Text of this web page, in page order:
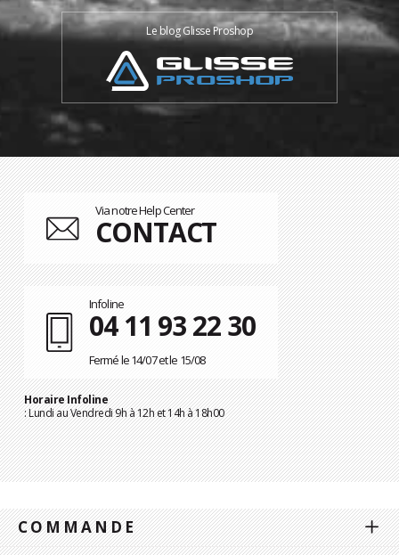
Le blog Glisse Proshop
Via notre Help Center
CONTACT
Infoline
04 11 93 22 30
Fermé le 14/07 et le 15/08
Horaire Infoline
: Lundi au Vendredi 9h à 12h et 14h à 18h00
COMMANDE